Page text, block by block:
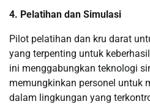
4. Pelatihan dan Simulasi
Pilot pelatihan dan kru darat
yang terpenting untuk
ini menggabungkan teknologi
memungkinkan personel untuk
dalam lingkungan yang